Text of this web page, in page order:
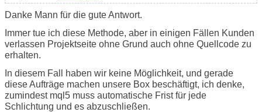
Danke Mann für die gute Antwort.
Immer tue ich diese Methode, aber in einigen Fällen Kunden
verlassen Projektseite ohne Grund auch ohne Quellcode zu
erhalten.
In diesem Fall haben wir keine Möglichkeit, und gerade
diese Aufträge machen unsere Box beschäftigt, ich denke,
zumindest mql5 muss automatische Frist für jede
Schlichtung und es abzuschließen.